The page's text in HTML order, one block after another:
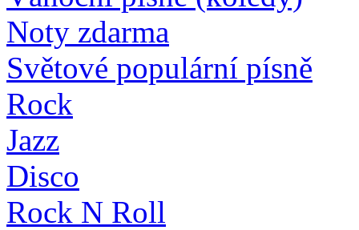
Noty zdarma
Světové populární písně
Rock
Jazz
Disco
Rock N Roll